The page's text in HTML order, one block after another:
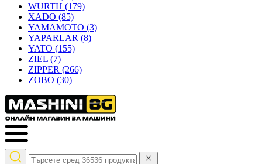
WURTH (179)
XADO (85)
YAMAMOTO (3)
YAPARLAR (8)
YATO (155)
ZIEL (7)
ZIPPER (266)
ZOBO (30)